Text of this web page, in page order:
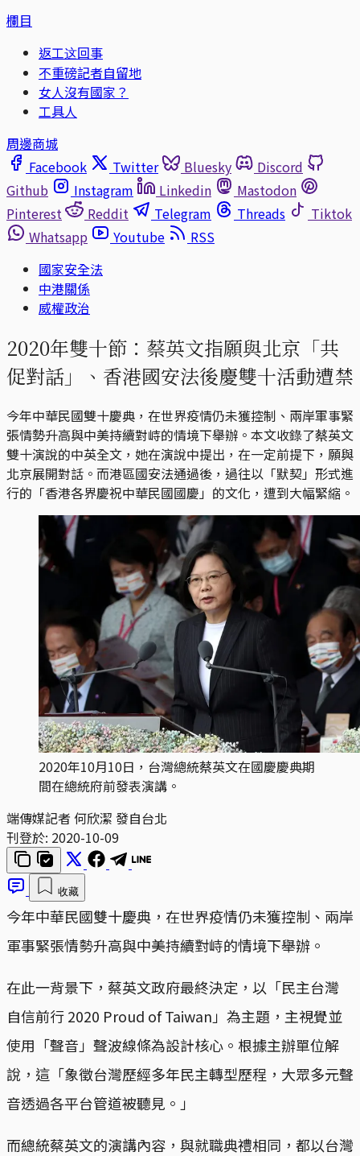
欄目
返工这回事
不重磅記者自留地
女人沒有國家？
工具人
周邊商城
Facebook
Twitter Bluesky
Discord
Github
Instagram Linkedin
Mastodon
Pinterest
Reddit Telegram Threads
Tiktok
Whatsapp
Youtube
RSS
國家安全法
中港關係
威權政治
2020年雙十節：蔡英文指願與北京「共
促對話」、香港國安法後慶雙十活動遭禁
今年中華民國雙十慶典，在世界疫情仍未獲控制、兩岸軍事緊
張情勢升高與中美持續對峙的情境下舉辦。本文收錄了蔡英文
雙十演說的中英全文，她在演說中提出，在一定前提下，願與
北京展開對話。而港區國安法通過後，過往以「默契」形式進
行的「香港各界慶祝中華民國國慶」的文化，遭到大幅緊縮。
2020年10月10日，台灣總統蔡英文在國慶慶典期
間在總統府前發表演講。
端傳媒記者 何欣潔 發自台北
刊登於: 2020-10-09
收藏
今年中華民國雙十慶典，在世界疫情仍未獲控制、兩岸
軍事緊張情勢升高與中美持續對峙的情境下舉辦。
在此一背景下，蔡英文政府最終決定，以「民主台灣
自信前行 2020 Proud of Taiwan」為主題，主視覺並
使用「聲音」聲波線條為設計核心。根據主辦單位解
說，這「象徵台灣歷經多年民主轉型歷程，大眾多元聲
音透過各平台管道被聽見。」
而總統蔡英文的演講內容，與就職典禮相同，都以台灣